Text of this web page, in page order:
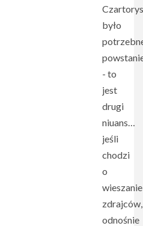
było
- to
jest
drugi
niuans…
jeśli
chodzi
o
wieszanie
zdrajców,
odnośnie